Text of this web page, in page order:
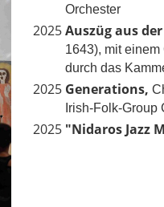
Orchester
2025Auszüg aus
1643), mit
durch das
2025 Generations,
Irish-Folk-Group
2025 "Nidaros Jazz